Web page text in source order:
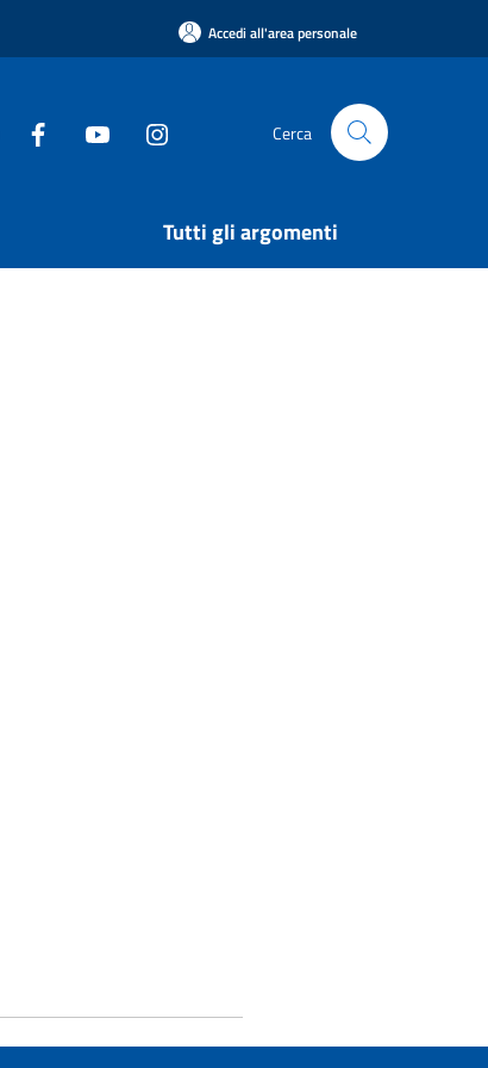
Accedi all'area personale
Cerca
Tutti gli argomenti